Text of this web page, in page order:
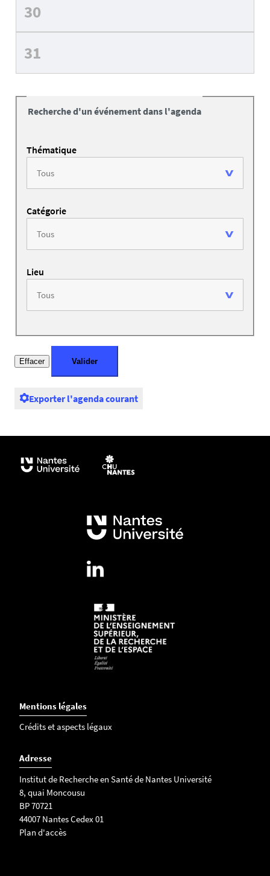
30
31
Recherche d'un événement dans l'agenda
Thématique
Catégorie
Lieu
Exporter l'agenda courant
Mentions légales
Crédits et aspects légaux
Adresse
Institut de Recherche en Santé de Nantes Université
8, quai Moncousu
BP 70721
44007 Nantes Cedex 01
Plan d'accès